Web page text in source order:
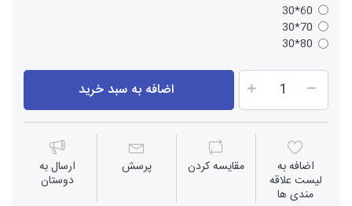
60*30
70*30
80*30
اضافه به سبد خرید
اضافه به
لیست علاقه
مندی ها
مقايسه كردن پرسش ارسال به
دوستان